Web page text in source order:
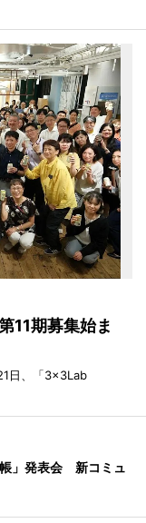
11期募集始ま
日、「3×3Lab
」発表会 新コミュ